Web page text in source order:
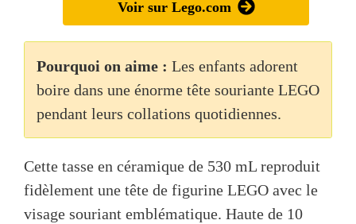
Voir sur Lego.com
Pourquoi on aime : Les enfants adorent
boire dans une énorme tête souriante LEGO
pendant leurs collations quotidiennes.
Cette tasse en céramique de 530 mL reproduit
fidèlement une tête de figurine LEGO avec le
visage souriant emblématique. Haute de 10